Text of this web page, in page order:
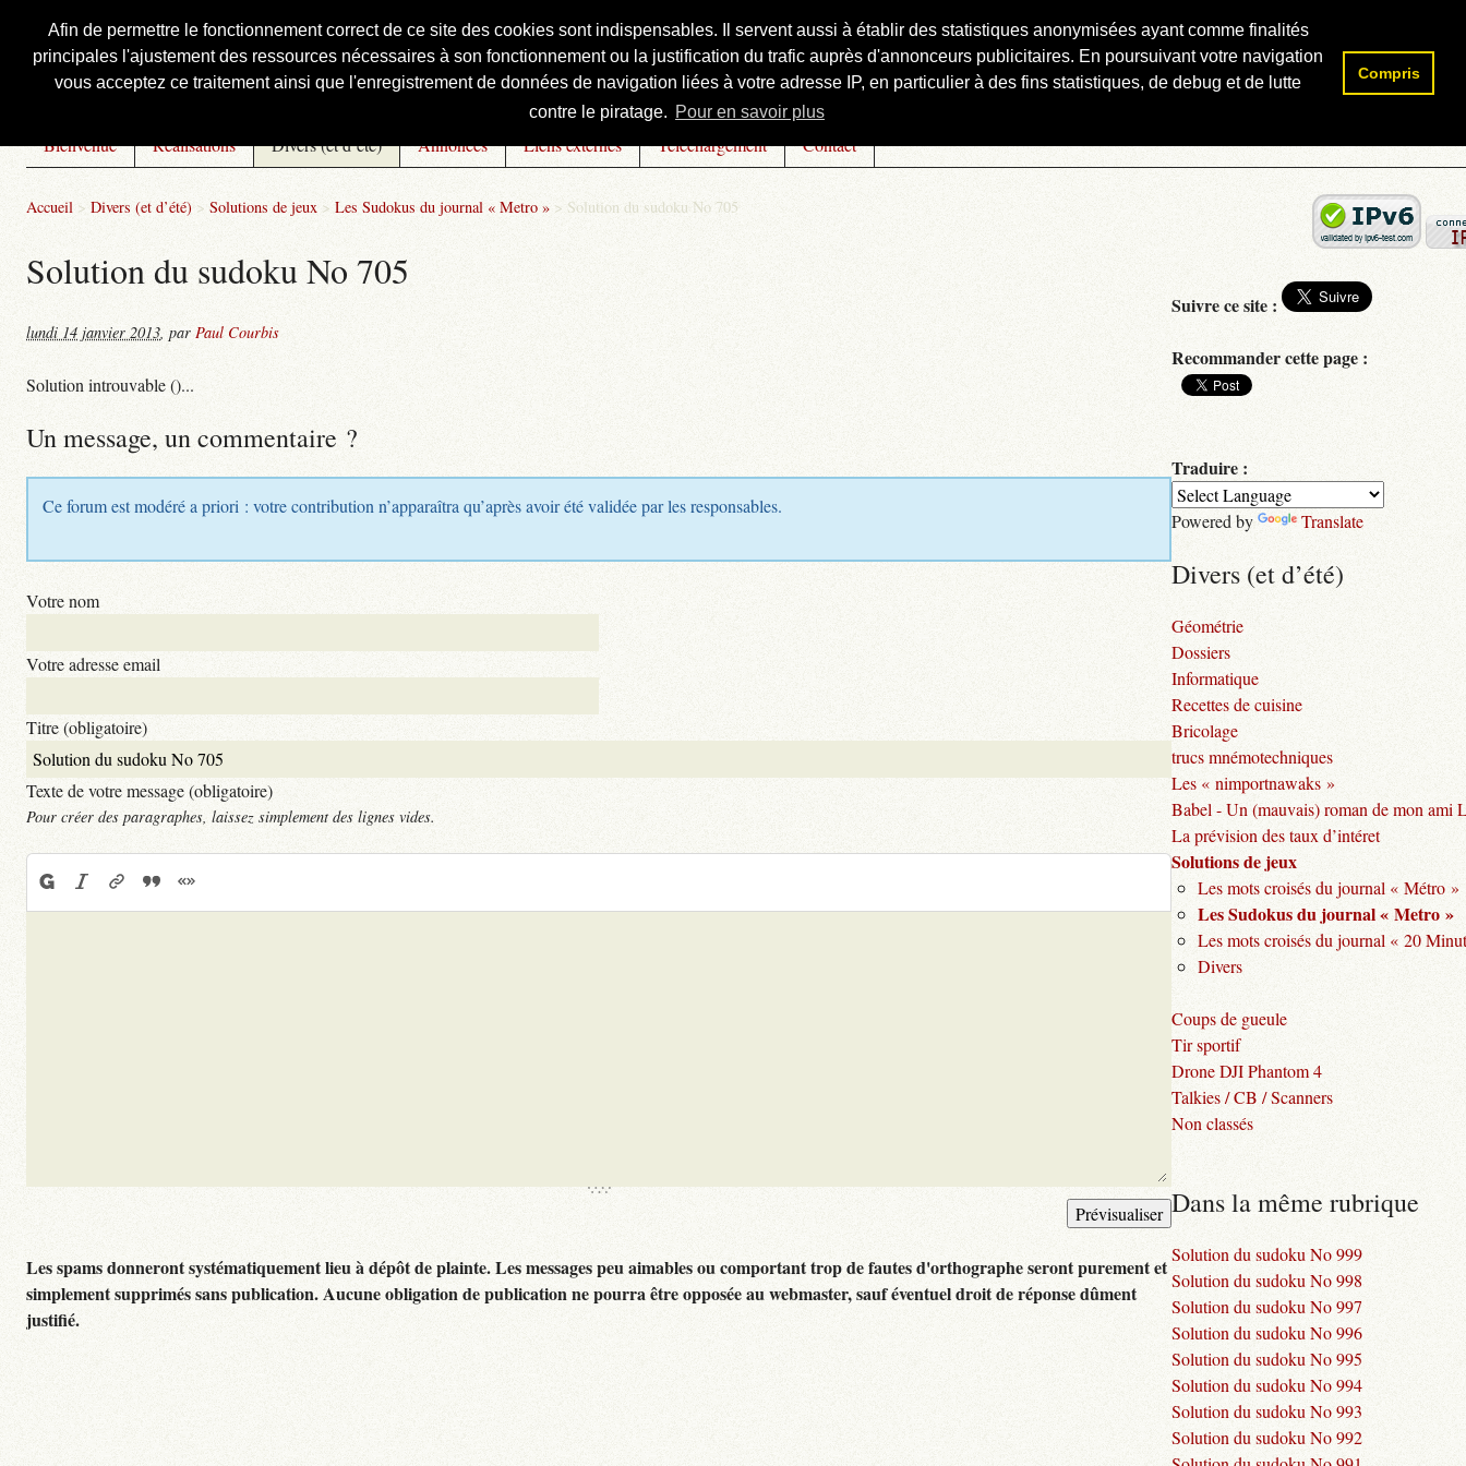
Afin de permettre le fonctionnement correct de ce site des cookies sont indispensables. Il servent aussi à établir des statistiques anonymisées ayant comme finalités
principales l'ajustement des ressources nécessaires à son fonctionnement ou la justification du trafic auprès d'annonceurs publicitaires. En poursuivant votre navigation
vous acceptez ce traitement ainsi que l'enregistrement de données de navigation liées à votre adresse IP, en particulier à des fins statistiques, de debug et de lutte
contre le piratage. Pour en savoir plus
Compris
Courbis, « LE » Blog Officiel
Bienvenue Réalisations Divers (et d’été) Annonces Liens externes Téléchargement Contact
Accueil > Divers (et d’été) > Solutions de jeux > Les Sudokus du journal « Metro » > Solution du sudoku No 705
Solution du sudoku No 705
lundi 14 janvier 2013, par Paul Courbis
Solution introuvable ()...
Un message, un commentaire ?
Ce forum est modéré a priori : votre contribution n’apparaîtra qu’après avoir été validée par les responsables.
Votre nom
Votre adresse email
Titre (obligatoire)
Texte de votre message (obligatoire)
Pour créer des paragraphes, laissez simplement des lignes vides.
Les spams donneront systématiquement lieu à dépôt de plainte. Les messages peu aimables ou comportant trop de fautes d'orthographe seront purement et
simplement supprimés sans publication. Aucune obligation de publication ne pourra être opposée au webmaster, sauf éventuel droit de réponse dûment
justifié.
Rechercher :
Suivre ce site :
Recommander cette page :
Traduire :
Powered by Translate
Divers (et d’été)
Géométrie
Dossiers
Informatique
Recettes de cuisine
Bricolage
trucs mnémotechniques
Les « nimportnawaks »
Babel - Un (mauvais) roman de mon ami
La prévision des taux d’intéret
Solutions de jeux
Les mots croisés du journal « Métro »
Les Sudokus du journal « Metro »
Les mots croisés du journal « 20
Divers
Coups de gueule
Tir sportif
Drone DJI Phantom 4
Talkies / CB / Scanners
Non classés
Dans la même rubrique
Solution du sudoku No 999
Solution du sudoku No 998
Solution du sudoku No 997
Solution du sudoku No 996
Solution du sudoku No 995
Solution du sudoku No 994
Solution du sudoku No 993
Solution du sudoku No 992